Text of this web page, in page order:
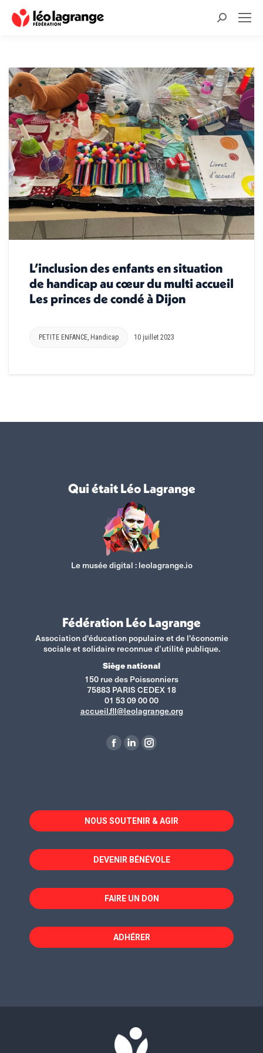
Recherche
L’inclusion des enfants en situation
de handicap au cœur du multi accueil
Les princes de condé à Dijon
PETITE ENFANCE, Handicap 10 juillet 2023
Qui était Léo Lagrange
Le musée digital : leolagrange.io
Fédération Léo Lagrange
Association d'éducation populaire et de l'économie
sociale et solidaire reconnue d’utilité publique.
Siège national
150 rue des Poissonniers
75883 PARIS CEDEX 18
01 53 09 00 00
accueil.fll@leolagrange.org
La
dans
une
fenêtre
La
dans
une
fenêtre
La
dans
une
fenêtre
NOUS SOUTENIR & AGIR
DEVENIR BÉNÉVOLE
FAIRE UN DON
ADHÉRER